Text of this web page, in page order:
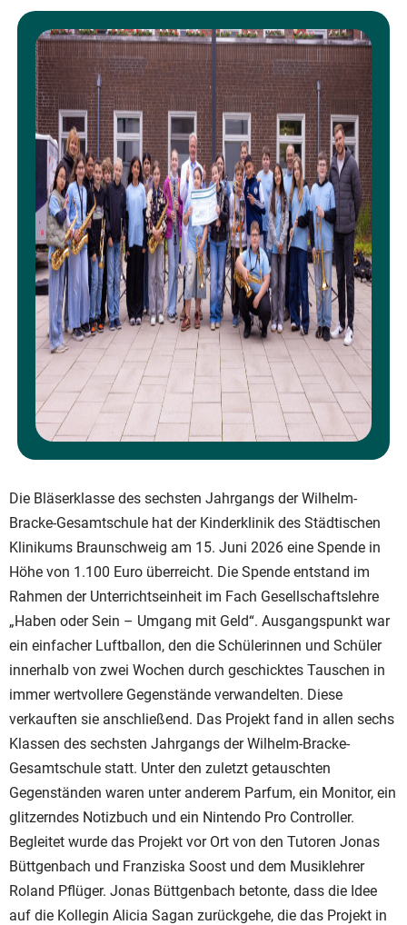
Die Bläserklasse des sechsten Jahrgangs der Wilhelm-
Bracke-Gesamtschule hat der Kinderklinik des Städtischen
Klinikums Braunschweig am 15. Juni 2026 eine Spende in
Höhe von 1.100 Euro überreicht. Die Spende entstand im
Rahmen der Unterrichtseinheit im Fach Gesellschaftslehre
„Haben oder Sein – Umgang mit Geld“. Ausgangspunkt war
ein einfacher Luftballon, den die Schülerinnen und Schüler
innerhalb von zwei Wochen durch geschicktes Tauschen in
immer wertvollere Gegenstände verwandelten. Diese
verkauften sie anschließend. Das Projekt fand in allen sechs
Klassen des sechsten Jahrgangs der Wilhelm-Bracke-
Gesamtschule statt. Unter den zuletzt getauschten
Gegenständen waren unter anderem Parfum, ein Monitor, ein
glitzerndes Notizbuch und ein Nintendo Pro Controller.
Begleitet wurde das Projekt vor Ort von den Tutoren Jonas
Büttgenbach und Franziska Soost und dem Musiklehrer
Roland Pflüger. Jonas Büttgenbach betonte, dass die Idee
auf die Kollegin Alicia Sagan zurückgehe, die das Projekt in